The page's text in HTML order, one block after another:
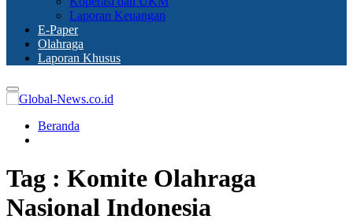
Laporan Keuangan
E-Paper
Olahraga
Laporan Khusus
Primary
Menu
Beranda
Tag : Komite Olahraga
Nasional Indonesia